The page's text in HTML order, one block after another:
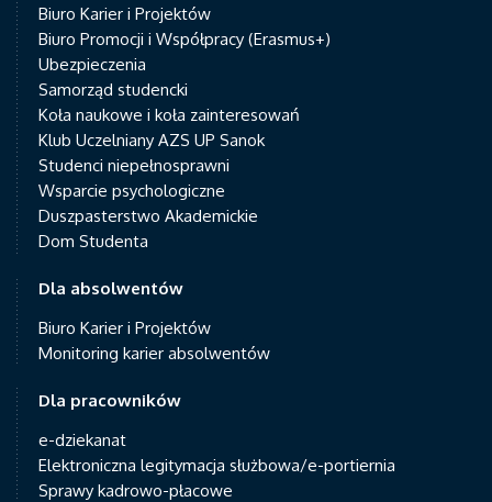
Biuro Karier i Projektów
Biuro Promocji i Współpracy (Erasmus+)
Ubezpieczenia
Samorząd studencki
Koła naukowe i koła zainteresowań
Klub Uczelniany AZS UP Sanok
Studenci niepełnosprawni
Wsparcie psychologiczne
Duszpasterstwo Akademickie
Dom Studenta
Dla absolwentów
Biuro Karier i Projektów
Monitoring karier absolwentów
Dla pracowników
e-dziekanat
Elektroniczna legitymacja służbowa/e-portiernia
Sprawy kadrowo-płacowe